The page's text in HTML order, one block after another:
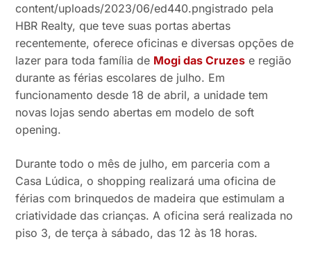
content/uploads/2023/06/ed440.pngistrado pela
HBR Realty, que teve suas portas abertas
recentemente, oferece oficinas e diversas opções de
lazer para toda família de Mogi das Cruzes e região
durante as férias escolares de julho. Em
funcionamento desde 18 de abril, a unidade tem
novas lojas sendo abertas em modelo de soft
opening.
Durante todo o mês de julho, em parceria com a
Casa Lúdica, o shopping realizará uma oficina de
férias com brinquedos de madeira que estimulam a
criatividade das crianças. A oficina será realizada no
piso 3, de terça à sábado, das 12 às 18 horas.